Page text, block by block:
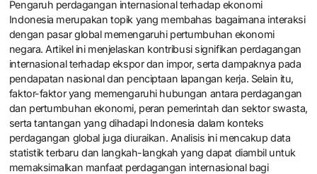
Pengaruh perdagangan internasional terhadap ekonomi
Indonesia merupakan topik yang membahas bagaimana interaksi
dengan pasar global memengaruhi pertumbuhan ekonomi
negara. Artikel ini menjelaskan kontribusi signifikan perdagangan
internasional terhadap ekspor dan impor, serta dampaknya pada
pendapatan nasional dan penciptaan lapangan kerja. Selain itu,
faktor-faktor yang memengaruhi hubungan antara perdagangan
dan pertumbuhan ekonomi, peran pemerintah dan sektor swasta,
serta tantangan yang dihadapi Indonesia dalam konteks
perdagangan global juga diuraikan. Analisis ini mencakup data
statistik terbaru dan langkah-langkah yang dapat diambil untuk
memaksimalkan manfaat perdagangan internasional bagi